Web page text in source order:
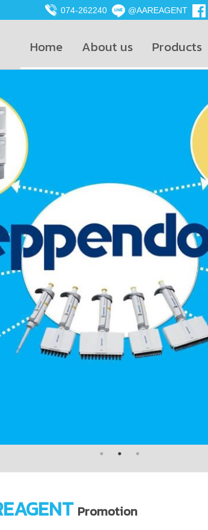
074-262240 @AAREAGENT
Home About us Products
Promotion